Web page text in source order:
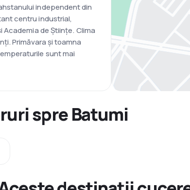
independent din
centru industrial,
de Științe. Clima
Primăvara și toamna
sunt mai
spre Batumi